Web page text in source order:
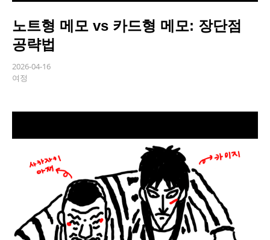
노트형 메모 vs 카드형 메모: 장단점
공략법
2026-04-16
여정